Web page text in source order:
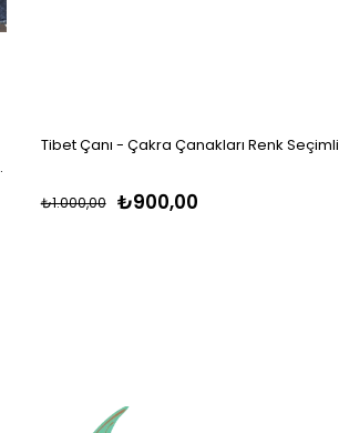
Tibet Çanı - Çakra Çanakları Renk Seçimli
₺900,00
₺1.000,00